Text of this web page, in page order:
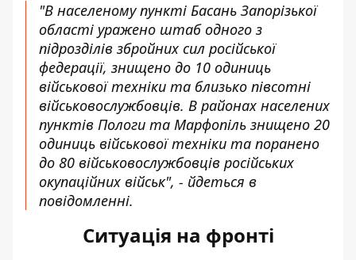
"В населеному пункті Басань Запорізької
області уражено штаб одного з
підрозділів збройних сил російської
федерації, знищено до 10 одиниць
військової техніки та близько півсотні
військовослужбовців. В районах населених
пунктів Пологи та Марфопіль знищено 20
одиниць військової техніки та поранено
до 80 військовослужбовців російських
окупаційних військ", - йдеться в
повідомленні.
Ситуація на фронті